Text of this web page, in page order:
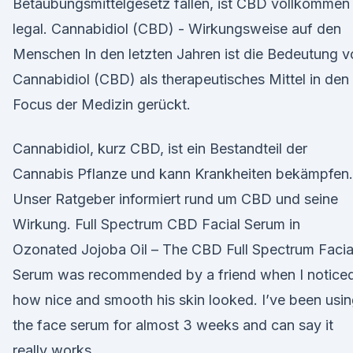
Betäubungsmittelgesetz fallen, ist CBD vollkommen
legal. Cannabidiol (CBD) - Wirkungsweise auf den
Menschen In den letzten Jahren ist die Bedeutung
Cannabidiol (CBD) als therapeutisches Mittel in den
Focus der Medizin gerückt.
Cannabidiol, kurz CBD, ist ein Bestandteil der
Cannabis Pflanze und kann Krankheiten bekämpfen.
Unser Ratgeber informiert rund um CBD und seine
Wirkung. Full Spectrum CBD Facial Serum in
Ozonated Jojoba Oil – The CBD Full Spectrum
Serum was recommended by a friend when I
how nice and smooth his skin looked. I’ve been
the face serum for almost 3 weeks and can say it